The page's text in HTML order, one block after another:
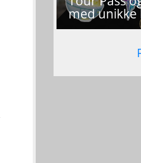
med